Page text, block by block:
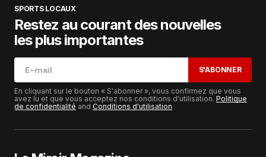
SPORTS LOCAUX
Restez au courant des nouvelles
les plus importantes
S'ABONNER
En cliquant sur le bouton « S'abonner », vous confirmez que vous
avez lu et que vous acceptez nos conditions d'utilisation. Politique
de confidentialité and Conditions d'utilisation